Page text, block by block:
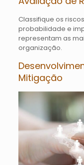
Classifique os
probabilidade e
representam as
organização.
Mitigação